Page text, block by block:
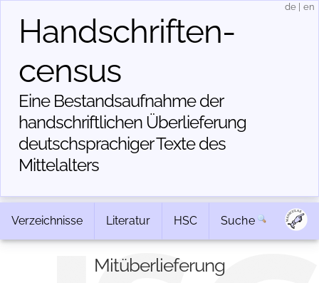
Handschriften­
census
Eine Bestandsaufnahme der
handschriftlichen Über­lieferung
deutschsprachiger Texte des
Mittelalters
de en
Verzeichnisse Literatur HSC Suche
Mitüberlieferung